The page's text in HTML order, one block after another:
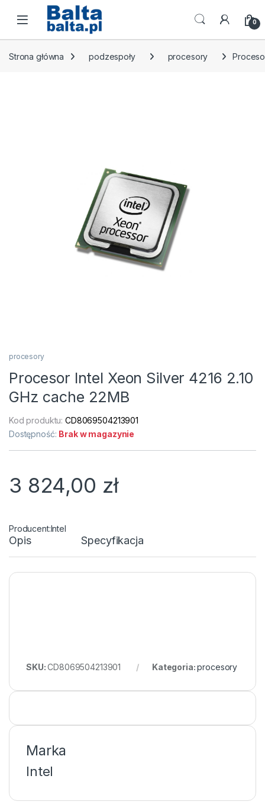
Skip to navigation
Skip to content
Open 0
Strona główna podzespoły procesory
procesory
Procesor Intel Xeon Silver 4216 2.10
GHz cache 22MB
Kod produktu:CD8069504213901
Dostępność: Brak w magazynie
3 824,00 zł
Intel
Opis Specyfikacja
SKU:CD8069504213901 Kategoria:procesory
Marka
Intel